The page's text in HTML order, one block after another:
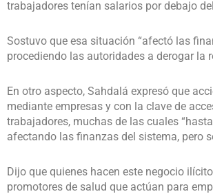
trabajadores tenían salarios por debajo
Sostuvo que esa situación “afectó las
procediendo las autoridades a derogar la
En otro aspecto, Sahdalá expresó que
mediante empresas y con la clave de
trabajadores, muchas de las cuales
afectando las finanzas del sistema, pero
Dijo que quienes hacen este negocio
promotores de salud que actúan para